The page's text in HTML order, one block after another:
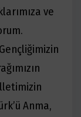
ve
Gençliğimizin
Anma,